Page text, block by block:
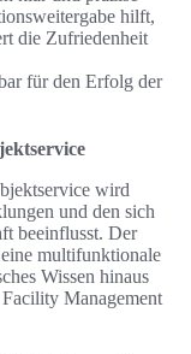
hilft,
die Zufriedenheit
für den Erfolg der
wird
und den sich
beeinflusst. Der
multifunktionale
Wissen hinaus
Management